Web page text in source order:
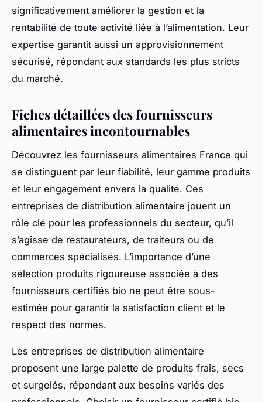
significativement améliorer la gestion et la
rentabilité de toute activité liée à l’alimentation. Leur
expertise garantit aussi un approvisionnement
sécurisé, répondant aux standards les plus stricts
du marché.
Fiches détaillées des fournisseurs
alimentaires incontournables
Découvrez les fournisseurs alimentaires France qui
se distinguent par leur fiabilité, leur gamme produits
et leur engagement envers la qualité. Ces
entreprises de distribution alimentaire jouent un
rôle clé pour les professionnels du secteur, qu’il
s’agisse de restaurateurs, de traiteurs ou de
commerces spécialisés. L’importance d’une
sélection produits rigoureuse associée à des
fournisseurs certifiés bio ne peut être sous-
estimée pour garantir la satisfaction client et le
respect des normes.
Les entreprises de distribution alimentaire
proposent une large palette de produits frais, secs
et surgelés, répondant aux besoins variés des